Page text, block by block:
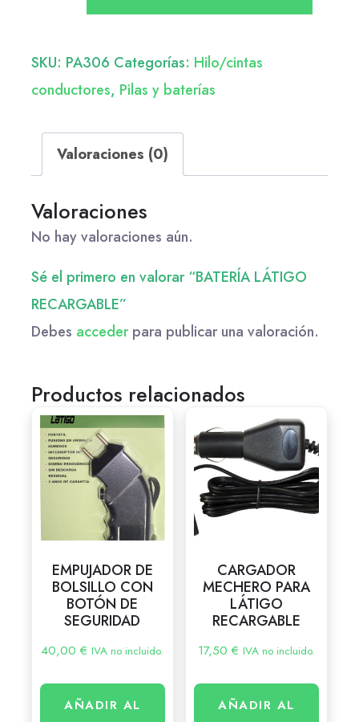
SKU: PA306 Categorías: Hilo/cintas
conductores, Pilas y baterías
Valoraciones (0)
Valoraciones
No hay valoraciones aún.
Sé el primero en valorar “BATERÍA LÁTIGO
RECARGABLE”
Debes accederpara publicar una valoración.
Productos relacionados
EMPUJADOR DE
BOLSILLO CON
BOTÓN DE
SEGURIDAD
40,00€ IVA no incluido.
AÑADIR AL
CARGADOR
MECHERO PARA
LÁTIGO
RECARGABLE
17,50€ IVA no incluido.
AÑADIR AL